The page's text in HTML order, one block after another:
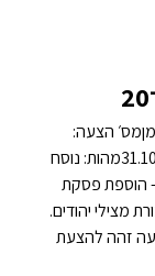
הצעה:
פ/3423/20 | הונחה: 31.10.2016מהות: נוסח
להצעת 2009 — הוספת פסקת
מצילי יהודים.
זהה להצעת